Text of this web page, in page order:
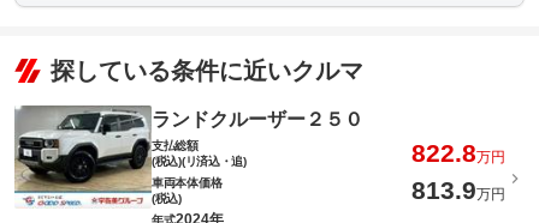
探している条件に近いクルマ
ランドクルーザー２５０
支払総額
(税込)(リ済込・追)
822.8万円
車両本体価格
(税込)
813.9万円
年式2024年